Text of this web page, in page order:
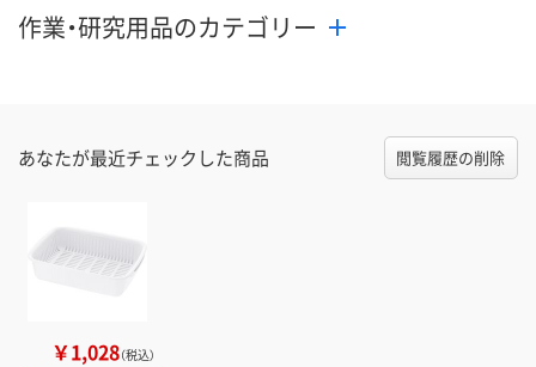
作業・研究用品のカテゴリー
あなたが最近チェックした商品 閲覧履歴の削除
￥1,028（税込）